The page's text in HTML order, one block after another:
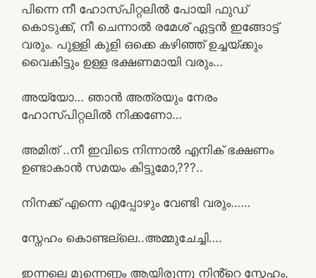
പിന്നെ നീ ഹോസ്പിറ്റലിൽ പോയി ഫുഡ്
കൊടുക്ക്, നീ ചെന്നാൽ രമേശ് ഏട്ടൻ ഇങ്ങോട്ട്
വരും. പുള്ളി കുളി ഒക്കെ കഴിഞ്ഞ് ഉച്ചയ്ക്കും
വൈകിട്ടും ഉള്ള ഭക്ഷണമായി വരും…
അയ്യോ… ഞാൻ അത്രയും നേരം
ഹോസ്പിറ്റലിൽ നിക്കണോ…
അമിത് ..നീ ഇവിടെ നിന്നാൽ എനിക് ഭക്ഷണം
ഉണ്ടാകാൻ സമയം കിട്ടുമോ,???..
നിനക്ക് എന്നെ എപ്പോഴും വേണ്ടി വരും……
സ്നേഹം കൊണ്ടല്ലെ..അമ്മുചേച്ചി….
ഇന്നലെ മൂന്നെണ്ണം ആയിരുന്നു നിൻ്റെ സ്നേഹം,